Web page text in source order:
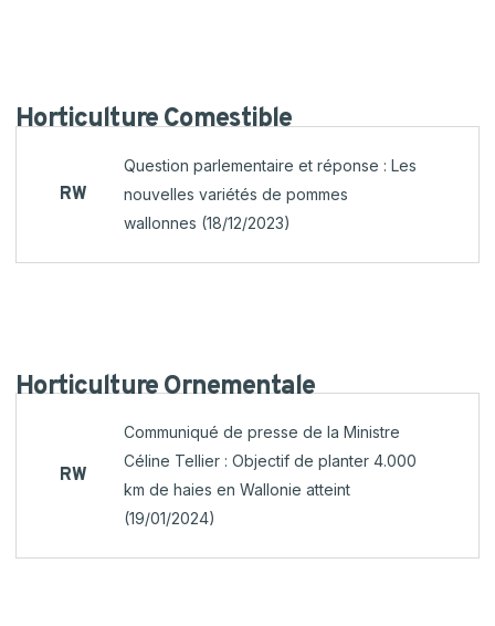
HorticultureComestible
RW
Question parlementaire et réponse : Les
nouvelles variétés de pommes
wallonnes (18/12/2023)
HorticultureOrnementale
RW
Communiqué de presse de la Ministre
Céline Tellier : Objectif de planter 4.000
km de haies en Wallonie atteint
(19/01/2024)